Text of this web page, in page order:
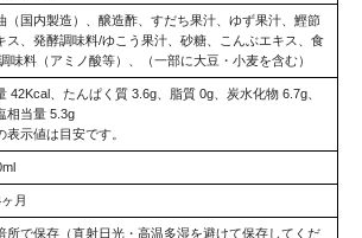
（国内製造）、醸造酢、すだち果汁、ゆず果汁、鰹節
ス、発酵調味料/ゆこう果汁、砂糖、こんぶエキス、食
味料（アミノ酸等）、（一部に大豆・小麦を含む）
42Kcal、たんぱく質 3.6g、脂質 0g、炭水化物 6.7g、
相当量 5.3g
表示値は目安です。
月
所で保存（直射日光・高温多湿を避けて保存してくだ